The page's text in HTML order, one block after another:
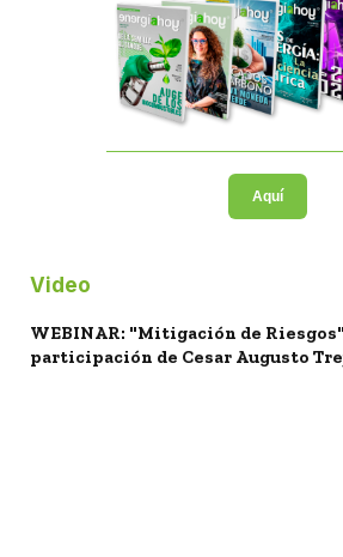
Aquí
Video
WEBINAR: "Mitigación de
participación de Cesar Augusto